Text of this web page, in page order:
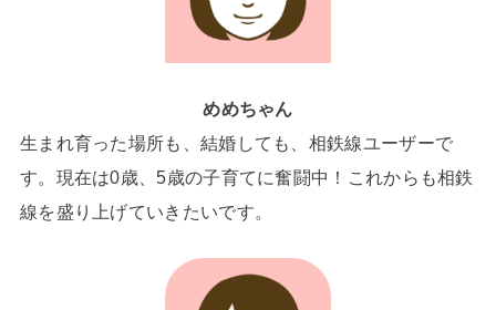
めめちゃん
生まれ育った場所も、結婚しても、相鉄線ユーザーで
す。現在は0歳、5歳の子育てに奮闘中！これからも相鉄
線を盛り上げていきたいです。